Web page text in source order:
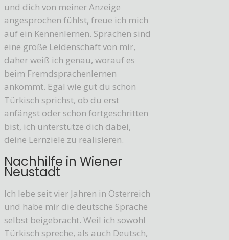
und dich von meiner Anzeige
angesprochen fühlst, freue ich mich
auf ein Kennenlernen. Sprachen sind
eine große Leidenschaft von mir,
daher weiß ich genau, worauf es
beim Fremdsprachenlernen
ankommt. Egal wie gut du schon
Türkisch sprichst, ob du erst
anfängst oder schon fortgeschritten
bist, ich unterstütze dich dabei,
deine Lernziele zu realisieren.
Nachhilfe in Wiener
Neustadt
Ich lebe seit vier Jahren in Österreich
und habe mir die deutsche Sprache
selbst beigebracht. Weil ich sowohl
Türkisch spreche, als auch Deutsch,